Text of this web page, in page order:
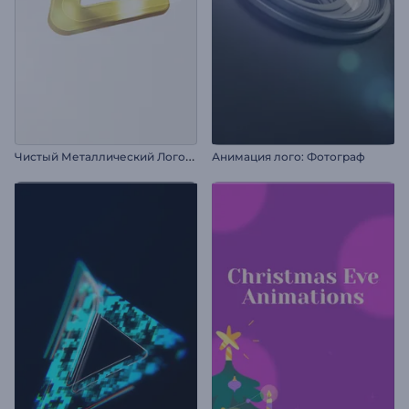
Ч
истый Металлический Логотип Анимация лого: Фотограф